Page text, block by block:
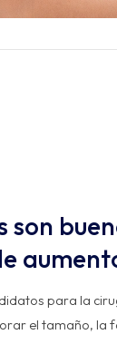
son
para la
el tamaño, la